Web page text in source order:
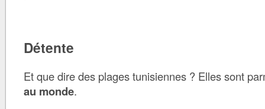
Détente
Et que dire des plages tunisiennes ? Elles sont
au monde.